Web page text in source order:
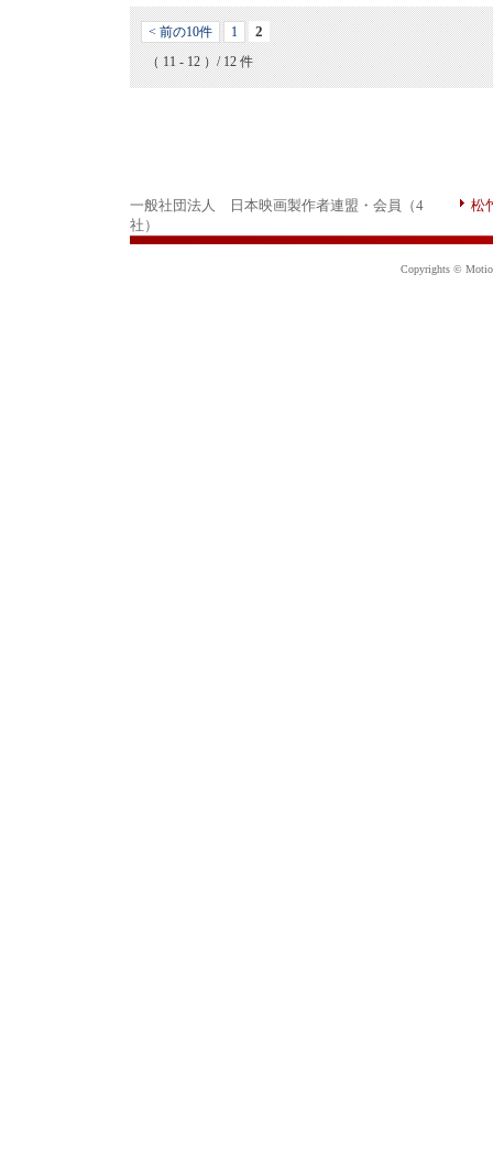
< 前の10件 1 2
（ 11 - 12 ）/ 12 件
一般社団法人 日本映画製作者連盟・会員（4
社）
松
Copyrights ©